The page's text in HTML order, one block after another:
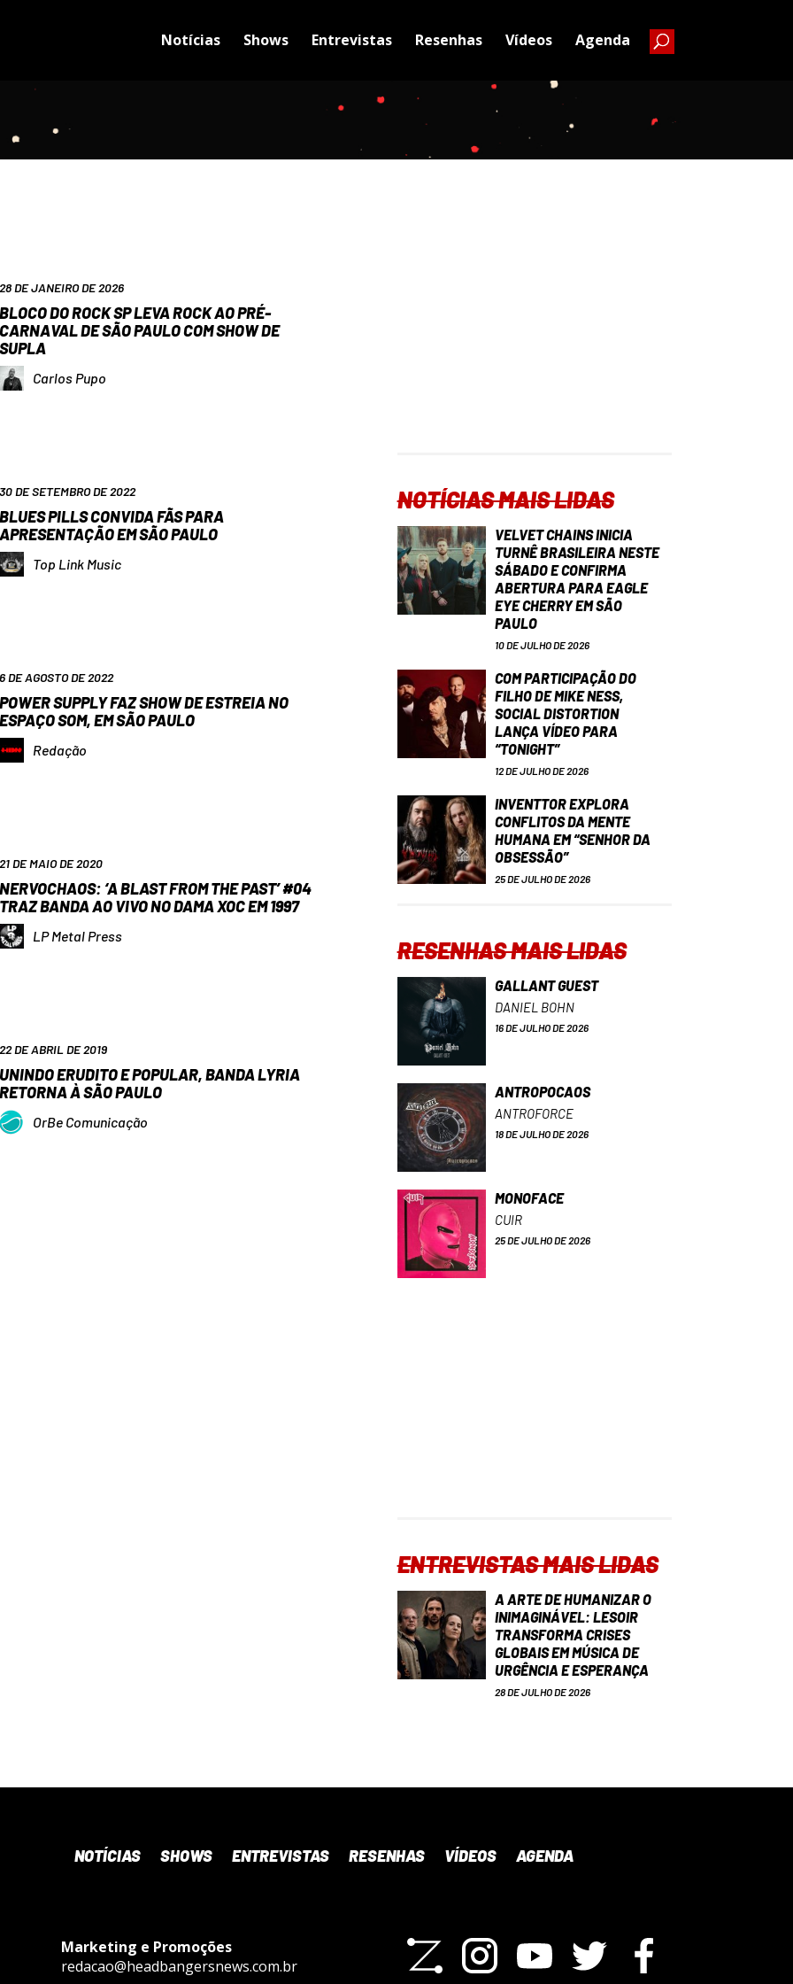
Notícias Shows Entrevistas Resenhas Vídeos Agenda
28 DE JANEIRO DE 2026
BLOCO DO ROCK SP LEVA ROCK AO PRÉ-
CARNAVAL DE SÃO PAULO COM SHOW DE
SUPLA
Carlos Pupo
30 DE SETEMBRO DE 2022
BLUES PILLS CONVIDA FÃS PARA
APRESENTAÇÃO EM SÃO PAULO
Top Link Music
6 DE AGOSTO DE 2022
POWER SUPPLY FAZ SHOW DE ESTREIA NO
ESPAÇO SOM, EM SÃO PAULO
Redação
21 DE MAIO DE 2020
NERVOCHAOS: ‘A BLAST FROM THE PAST’ #04
TRAZ BANDA AO VIVO NO DAMA XOC EM 1997
LP Metal Press
22 DE ABRIL DE 2019
UNINDO ERUDITO E POPULAR, BANDA LYRIA
RETORNA À SÃO PAULO
OrBe Comunicação
NOTÍCIAS MAIS LIDAS
VELVET CHAINS INICIA
TURNÊ BRASILEIRA NESTE
SÁBADO E CONFIRMA
ABERTURA PARA EAGLE
EYE CHERRY EM SÃO
PAULO
10 DE JULHO DE 2026
COM PARTICIPAÇÃO DO
FILHO DE MIKE NESS,
SOCIAL DISTORTION
LANÇA VÍDEO PARA
“TONIGHT”
12 DE JULHO DE 2026
INVENTTOR EXPLORA
CONFLITOS DA MENTE
HUMANA EM “SENHOR DA
OBSESSÃO”
25 DE JULHO DE 2026
RESENHAS MAIS LIDAS
GALLANT GUEST
DANIEL BOHN
16 DE JULHO DE 2026
ANTROPOCAOS
ANTROFORCE
18 DE JULHO DE 2026
MONOFACE
CUIR
25 DE JULHO DE 2026
ENTREVISTAS MAIS LIDAS
A ARTE DE HUMANIZAR O
INIMAGINÁVEL: LESOIR
TRANSFORMA CRISES
GLOBAIS EM MÚSICA DE
URGÊNCIA E ESPERANÇA
28 DE JULHO DE 2026
NOTÍCIAS SHOWS ENTREVISTAS RESENHAS VÍDEOS AGENDA
Marketing e Promoções
redacao@headbangersnews.com.br